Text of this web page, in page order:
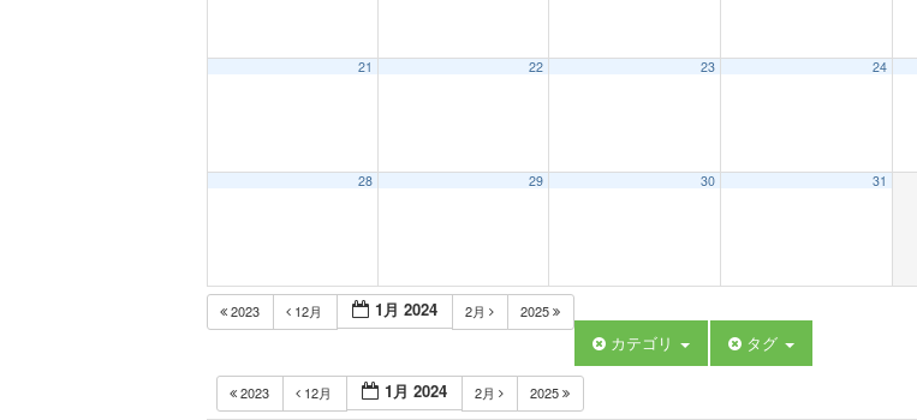
21 22 23 24
28 29 30 31
2023 12月 1月 2024 2月 2025
カテゴリ タグ
2023 12月 1月 2024 2月 2025